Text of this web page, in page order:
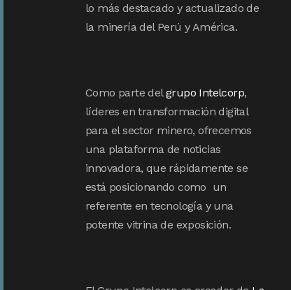
lo más destacado y actualizado de
la minería del Perú y América.
Como parte delgrupo Intelcorp,
líderes en transformación digital
para el sector minero, ofrecemos
una plataforma de noticias
innovadora, que rápidamente se
está posicionando como un
referente en tecnología y una
potente vitrina de exposición.